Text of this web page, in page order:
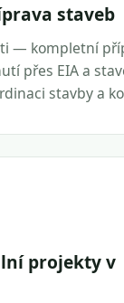
staveb
— kompletní
přes EIA a
stavby a
projekty v